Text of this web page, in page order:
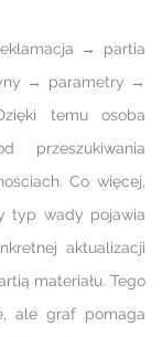
→ partia
→ parametry →
temu osoba
przeszukiwania
Co więcej,
typ wady pojawia
aktualizacji
materiału. Tego
ale graf pomaga